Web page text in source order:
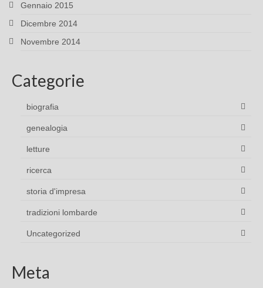
Gennaio 2015
Dicembre 2014
Novembre 2014
Categorie
biografia
genealogia
letture
ricerca
storia d'impresa
tradizioni lombarde
Uncategorized
Meta